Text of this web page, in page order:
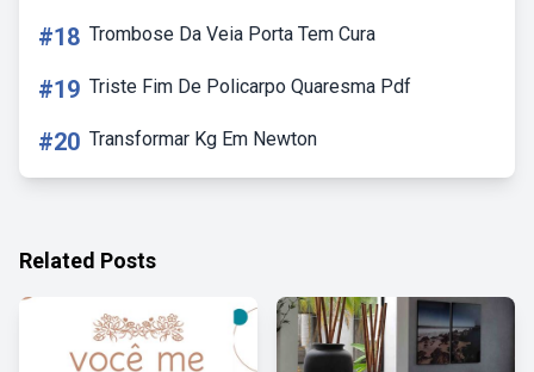
#18 Trombose Da Veia Porta Tem Cura
#19 Triste Fim De Policarpo Quaresma Pdf
#20 Transformar Kg Em Newton
Related Posts